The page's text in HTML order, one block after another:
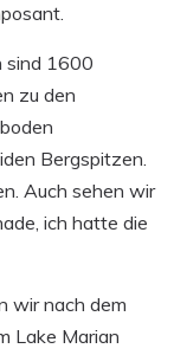
sind 1600
zu den
Bergspitzen.
Auch sehen wir
ich hatte die
wir nach dem
Lake Marian